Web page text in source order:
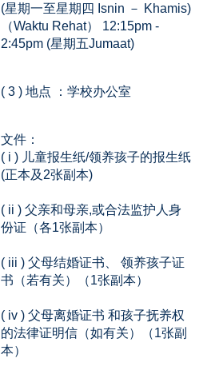
(星期一至星期四 Isnin － Khamis)
（Waktu Rehat） 12:15pm -
2:45pm (星期五Jumaat)
( 3 ) 地点 ：学校办公室
文件：
( i ) 儿童报生纸/领养孩子的报生纸
(正本及2张副本)
( ii ) 父亲和母亲,或合法监护人身
份证（各1张副本）
( iii ) 父母结婚证书、 领养孩子证
书（若有关）（1张副本）
( iv ) 父母离婚证书 和孩子抚养权
的法律证明信（如有关）（1张副
本）